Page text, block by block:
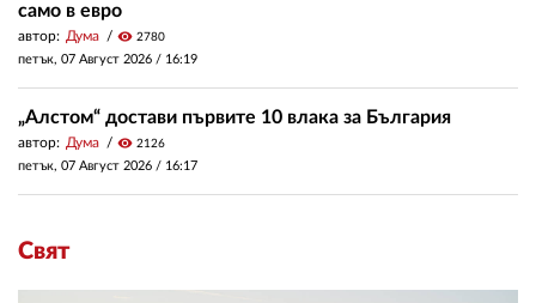
само в евро
автор: Дума visibility 2780
петък, 07 Август 2026 / 16:19
„Алстом“ достави първите 10 влака за България
автор: Дума visibility 2126
петък, 07 Август 2026 / 16:17
Свят